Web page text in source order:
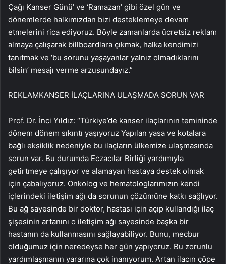
Çağı Kanser Günü’ ve ‘Ramazan’ gibi özel gün ve
dönemlerde halkımızdan bizi desteklemeye devam
etmelerini rica ediyoruz. Böyle zamanlarda ücretsiz reklam
almaya çalışarak billboardlara çıkmak, halka kendimizi
tanıtmak ve ‘bu sorunu yaşayanlar yalnız olmadıklarını
bilsin’ mesajı verme arzusundayız.”
REKLAMKANSER İLAÇLARINA ULAŞMADA SORUN VAR
Prof. Dr. İnci Yıldız: “Türkiye’de kanser ilaçlarının temininde
dönem dönem sıkıntı yaşıyoruz Yapılan yasa ve kotalara
bağlı eksiklik nedeniyle bu ilaçların ülkemize ulaşmasında
sorun var. Bu durumda Eczacılar Birliği yardımıyla
getirtmeye çalışıyor ve alamayan hastaya destek olmak
için çabalıyoruz. Onkolog ve hematologlarımızın kendi
içlerindeki iletişim ağı da sorunun çözümüne katkı sağlıyor.
Bu ağ sayesinde bir doktor, hastası için açıp kullandığı ilaç
şişesinin artanını o iletişim ağı sayesinde başka bir
hastanın da kullanmasını sağlayabiliyor. Bunu, mecbur
olduğumuz için neredeyse her gün yapıyoruz. Bu zorunlu
yardımlaşmanın yararına çok inanıyorum. Artan ilacın çöpe